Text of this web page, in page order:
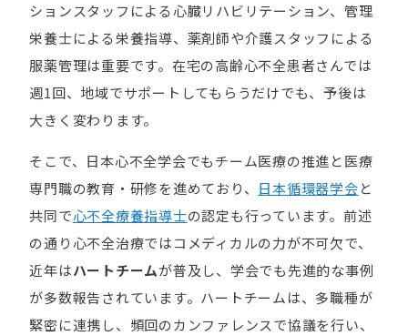
ションスタッフによる心臓リハビリテーション、管理
栄養士による栄養指導、薬剤師や介護スタッフによる
服薬管理は重要です。在宅の高齢心不全患者さんでは
週1回、地域でサポートしてもらうだけでも、予後は
大きく変わります。
そこで、日本心不全学会でもチーム医療の推進と医療
専門職の教育・研修を進めており、 日本循環器学会と
共同で心不全療養指導士の認定も行っています。前述
の通り心不全治療ではコメディカルの力が不可欠で、
近年はハートチームが普及し、学会でも先進的な事例
が多数報告されています。ハートチームは、多職種が
緊密に連携し、頻回のカンファレンスで協議を行い、